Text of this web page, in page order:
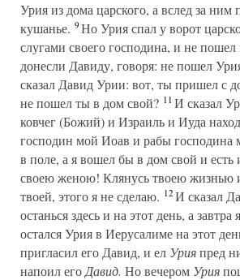
Урия из дома царского, а вслед за ним
кушанье. 9Но Урия спал у ворот
слугами своего господина, и не
донесли Давиду, говоря: не пошел
сказал Давид Урии: вот, ты пришел с
не пошел ты в дом свой? 11И сказал
ковчег (Божий) и Израиль и Иуда
господин мой Иоав и рабы господина
в поле, а я вошел бы в дом свой и есть
своею женою! Клянусь твоею
твоей, этого я не сделаю. 12И сказал
останься здесь и на этот день, а
остался Урия в Иерусалиме на этот
пригласил его Давид, и ел Урияпред
напоил его Давид. Но вечером Урия